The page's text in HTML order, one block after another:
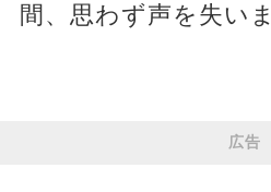
間、思わず声を失い
広告